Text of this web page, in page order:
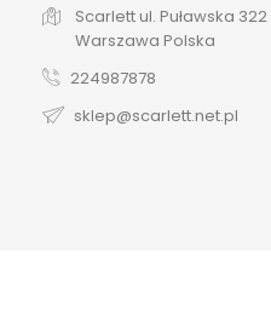
Scarlett ul. Puławska 322
Warszawa Polska
224987878
sklep@scarlett.net.pl